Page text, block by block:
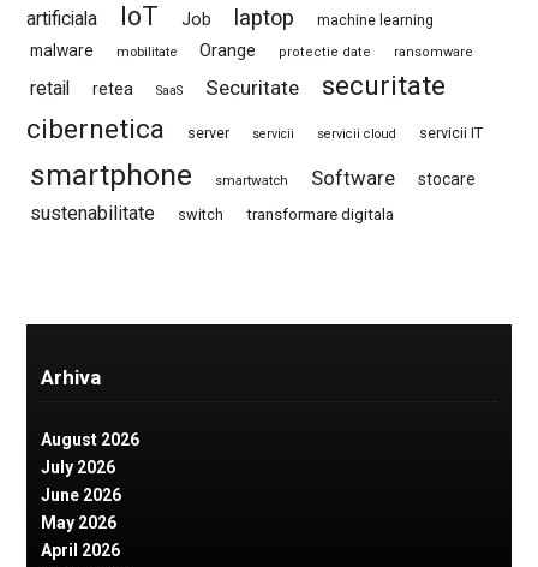
artificiala
IoT Job laptop machine learning
malware mobilitate Orange protectie date ransomware
retail retea SaaS Securitate
securitate
cibernetica
server servicii servicii cloud servicii IT
smartphone smartwatch Software stocare
sustenabilitate switch transformare digitala
Arhiva
August 2026
July 2026
June 2026
May 2026
April 2026